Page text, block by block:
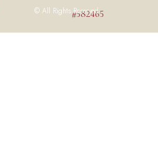
#582465
© All Rights Reserved